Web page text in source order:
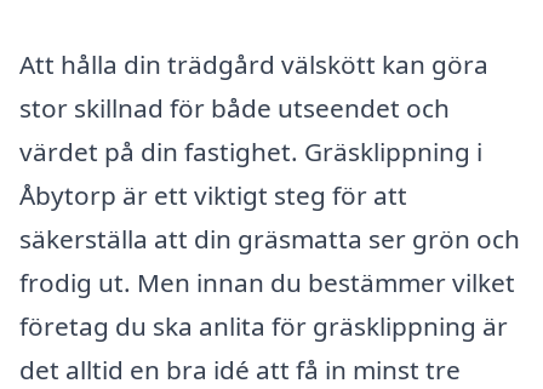
Att hålla din trädgård välskött kan göra
stor skillnad för både utseendet och
värdet på din fastighet. Gräsklippning i
Åbytorp är ett viktigt steg för att
säkerställa att din gräsmatta ser grön och
frodig ut. Men innan du bestämmer vilket
företag du ska anlita för gräsklippning är
det alltid en bra idé att få in minst tre